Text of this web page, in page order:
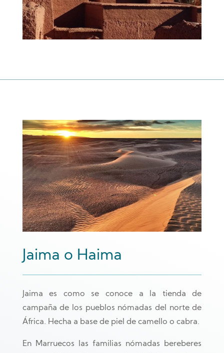
Jaima o Haima
Jaima es como se conoce a la tienda de
campaña de los pueblos nómadas del norte de
África. Hecha a base de piel de camello o cabra.
En Marruecos las familias nómadas bereberes